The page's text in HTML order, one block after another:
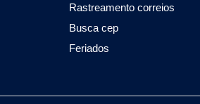
Rastreamento correios
Busca cep
Feriados